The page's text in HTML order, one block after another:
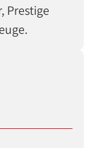
Prestige